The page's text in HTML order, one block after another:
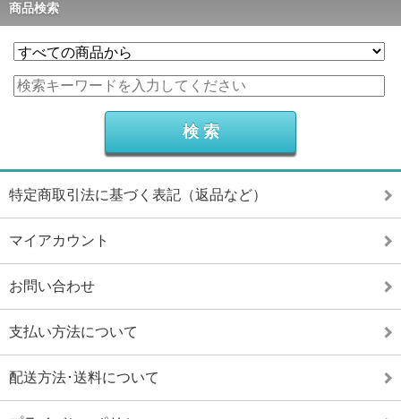
商品検索
特定商取引法に基づく表記（返品など）
マイアカウント
お問い合わせ
支払い方法について
配送方法･送料について